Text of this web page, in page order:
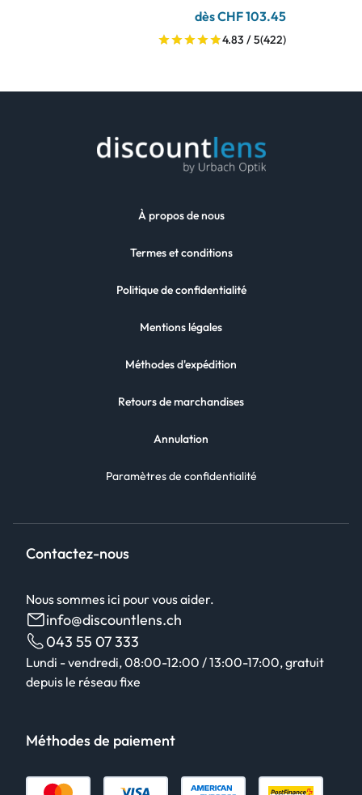
dès CHF 103.45
4.83 / 5(422)
À propos de nous
Termes et conditions
Politique de confidentialité
Mentions légales
Méthodes d'expédition
Retours de marchandises
Annulation
Paramètres de confidentialité
Contactez-nous
Nous sommes ici pour vous aider.
info@discountlens.ch
043 55 07 333
Lundi - vendredi, 08:00-12:00 / 13:00-17:00, gratuit
depuis le réseau fixe
Méthodes de paiement